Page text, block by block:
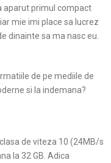
aparut primul compact
mie imi place sa lucrez
dinainte sa ma nasc eu.
de pe mediile de
si la indemana?
de viteza 10 (24MB/s
la 32 GB. Adica